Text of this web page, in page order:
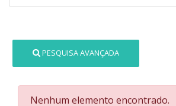
PESQUISA AVANÇADA
Nenhum elemento encontrado.